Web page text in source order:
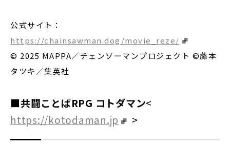
公式サイト：
https://chainsawman.dog/movie_reze/
© 2025 MAPPA／チェンソーマンプロジェクト ©藤本
タツキ／集英社
■共闘ことばRPG コトダマン<
https://kotodaman.jp
>